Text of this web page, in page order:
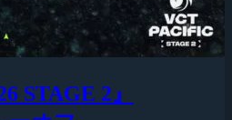
STAGE 2』